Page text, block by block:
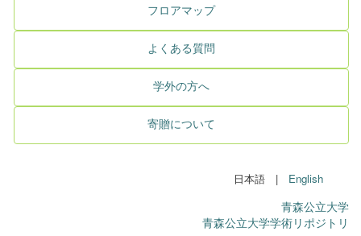
フロアマップ
よくある質問
学外の方へ
寄贈について
日本語 | English
青森公立大学
青森公立大学学術リポジトリ